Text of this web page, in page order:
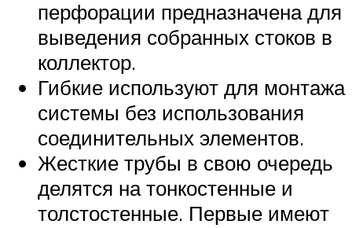
перфорации предназначена для
выведения собранных стоков в
коллектор.
Гибкие используют для монтажа
системы без использования
соединительных элементов.
Жесткие трубы в свою очередь
делятся на тонкостенные и
толстостенные. Первые имеют